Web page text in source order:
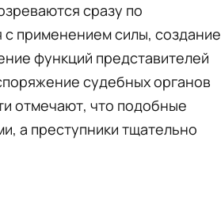
сразу по
с применением силы, создание
функций представителей
судебных органов
отмечают, что подобные
а преступники тщательно